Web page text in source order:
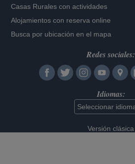
Casas Rurales con actividades
Alojamientos con reserva online
Busca por ubicación en el mapa
Redes sociales:
Idiomas:
Versión clásica